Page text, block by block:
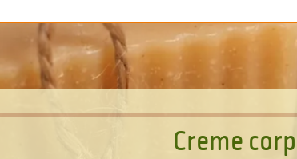
Creme corp